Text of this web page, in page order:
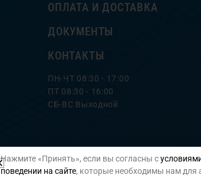
ОПЛАТА И ДОСТАВКА
ДОКУМЕНТЫ
КОНТАКТЫ
ПН-ЧТ 08:30 - 17:00
ПТ 08:30 - 16:00
СБ-ВС Выходной
Политика
Нажмите «Принять», если вы согласны с
поведении на сайте, которые необходимы нам для